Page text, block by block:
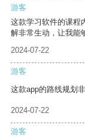
游客
这款学习软件的课程
解非常生动，让我能
2024-07-22
游客
这款app的路线规划
2024-07-22
游客